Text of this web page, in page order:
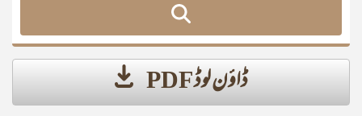
ڈاؤن لوڈ PDF